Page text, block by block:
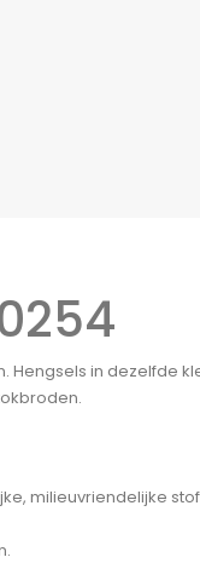
Hengsels in dezelfde
milieuvriendelijke